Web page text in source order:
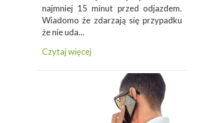
najmniej 15 minut przed odjazdem.
Wiadomo że zdarzają się przypadku
że nie uda...
Czytaj więcej